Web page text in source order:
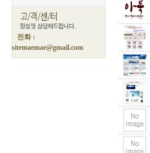
전화 :
sitemaemae@gmail.com